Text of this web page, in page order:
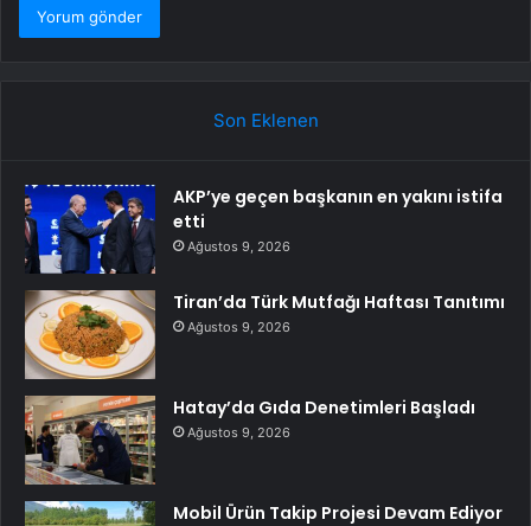
Son Eklenen
AKP’ye geçen başkanın en yakını istifa
etti
Ağustos 9, 2026
Tiran’da Türk Mutfağı Haftası Tanıtımı
Ağustos 9, 2026
Hatay’da Gıda Denetimleri Başladı
Ağustos 9, 2026
Mobil Ürün Takip Projesi Devam Ediyor